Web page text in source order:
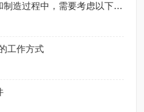
在聚氨酯乳化机的设计和制造过程中，需要考虑以下几个关键因素
工作方式